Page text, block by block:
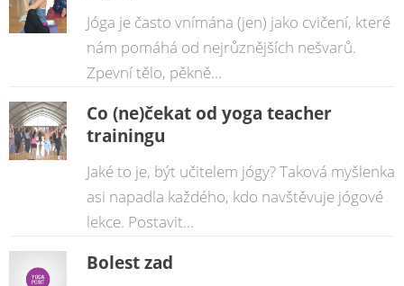
Jóga je často vnímána (jen) jako cvičení, které
nám pomáhá od nejrůznějších nešvarů.
Zpevní tělo, pěkně...
Co (ne)čekat od yoga teacher
trainingu
Jaké to je, být učitelem jógy? Taková myšlenka
asi napadla každého, kdo navštěvuje jógové
lekce. Postavit...
Bolest zad